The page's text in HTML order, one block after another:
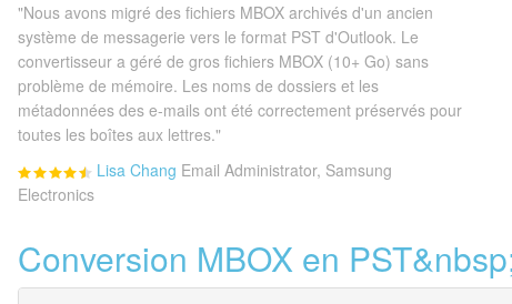
"Nous avons migré des fichiers MBOX archivés d'un ancien
système de messagerie vers le format PST d'Outlook. Le
convertisseur a géré de gros fichiers MBOX (10+ Go) sans
problème de mémoire. Les noms de dossiers et les
métadonnées des e-mails ont été correctement préservés pour
toutes les boîtes aux lettres."
Lisa Chang Email Administrator, Samsung
Electronics
Conversion MBOX en